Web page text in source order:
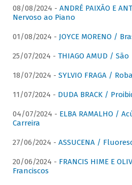
08/08/2024 - ANDRÉ PAIXÃO E
Nervoso ao Piano
01/08/2024 - JOYCE MORENO /
25/07/2024 - THIAGO AMUD / São
18/07/2024 - SYLVIO FRAGA /
11/07/2024 - DUDA BRACK /
04/07/2024 - ELBA RAMALHO /
Carreira
27/06/2024 - ASSUCENA /
20/06/2024 - FRANCIS HIME E
Franciscos